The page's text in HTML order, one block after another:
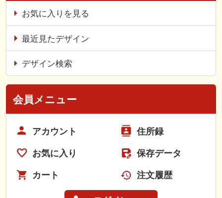
お気に入りを見る
最近見たデザイン
デザイン検索
会員メニュー
アカウント 住所録
お気に入り 保存データ
カート 注文履歴